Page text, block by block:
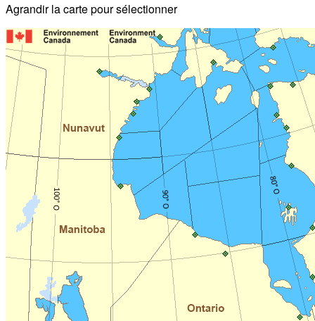
Agrandir la carte pour sélectionner